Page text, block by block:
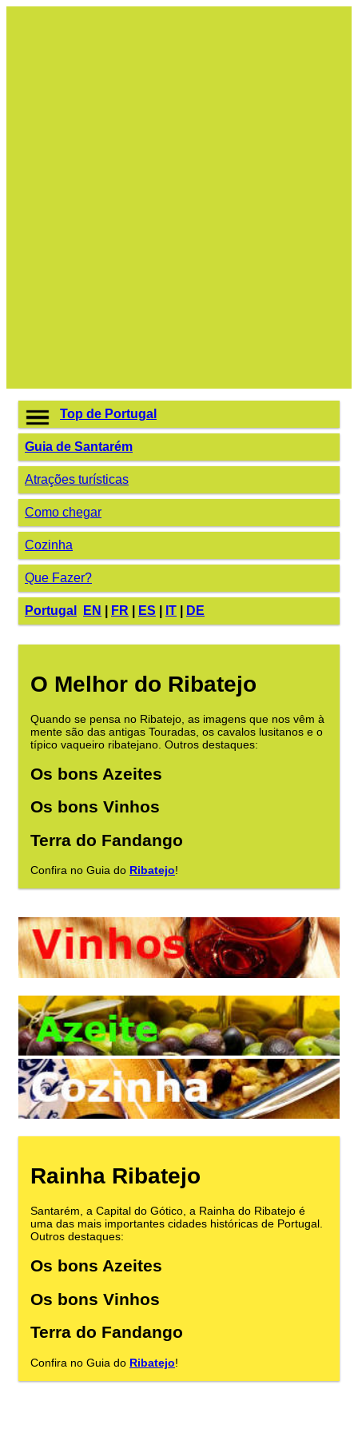
Top de Portugal
Guia de Santarém
Atrações turísticas
Como chegar
Cozinha
Que Fazer?
Portugal EN FR ES IT DE
O Melhor do Ribatejo
Quando se pensa no Ribatejo, as imagens que nos vêm à
mente são das antigas Touradas, os cavalos lusitanos e o
típico vaqueiro ribatejano. Outros destaques:
Os bons Azeites
Os bons Vinhos
Terra do Fandango
Confira no Guia do Ribatejo!
Rainha Ribatejo
Santarém, a Capital do Gótico, a Rainha do Ribatejo é
uma das mais importantes cidades históricas de Portugal.
Outros destaques:
Os bons Azeites
Os bons Vinhos
Terra do Fandango
Confira no Guia do Ribatejo!